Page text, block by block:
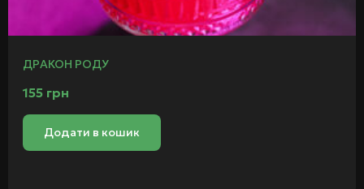
ДРАКОН РОДУ
155 грн
Додати в кошик